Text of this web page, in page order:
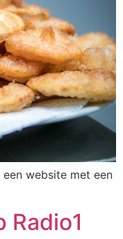
website met een
Radio1